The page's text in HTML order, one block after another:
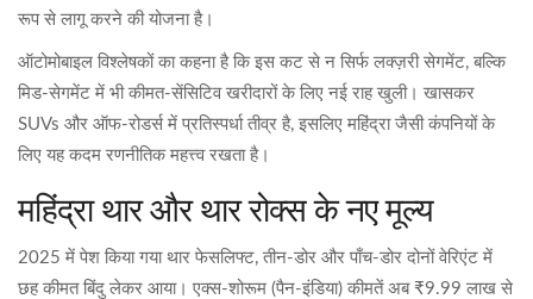
रूप से लागू करने की योजना है।
ऑटोमोबाइल विश्लेषकों का कहना है कि इस कट से न सिर्फ लक्ज़री सेगमेंट, बल्कि
मिड‑सेगमेंट में भी कीमत‑सेंसिटिव खरीदारों के लिए नई राह खुली। खासकर
SUVs और ऑफ‑रोडर्स में प्रतिस्पर्धा तीव्र है, इसलिए महिंद्रा जैसी कंपनियों के
लिए यह कदम रणनीतिक महत्त्व रखता है।
महिंद्रा थार और थार रोक्स के नए मूल्य
2025 में पेश किया गया थार फेसलिफ्ट, तीन‑डोर और पाँच‑डोर दोनों वेरिएंट में
छह कीमत बिंदु लेकर आया। एक्स‑शोरूम (पैन‑इंडिया) कीमतें अब ₹9.99 लाख से